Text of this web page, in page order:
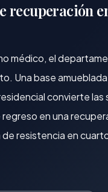
recuperación
médico, el
Una base
convierte las
en una
resistencia en